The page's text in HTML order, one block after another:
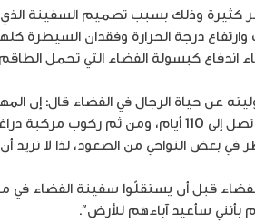
وذلك بسبب تصميم السفينة الذي
درجة الحرارة وفقدان السيطرة
كبسولة الفضاء التي تحمل
حياة الرجال في الفضاء قال: إن
الفضاء بسلام إلى محطة الفضاء، وأن يعيشوا هناك لمدة
بعض النواحي من الصعود، لذا لا نريد
قبل أن يستقلّوا سفينة الفضاء في
بأنني سأعيد آباءهم للأرض”.